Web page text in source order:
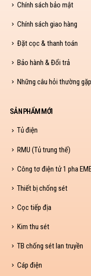
Chính sách bảo mật
Chính sách giao hàng
Đặt cọc & thanh toán
Bảo hành & Đổi trả
Những câu hỏi thường gặp
SẢN PHẨM MỚI
Tủ điện
RMU (Tủ trung thế)
Công tơ điện tử 1 pha
Thiết bị chống sét
Cọc tiếp địa
Kim thu sét
TB chống sét lan truyền
Cáp điện